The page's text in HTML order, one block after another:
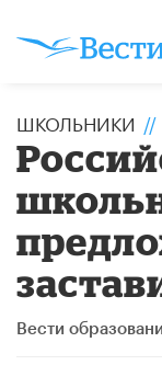
ШКОЛЬНИКИ //
Вести